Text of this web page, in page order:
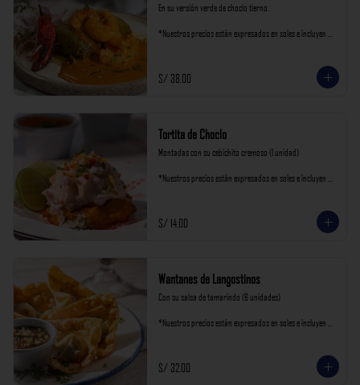
En su versión verde de choclo tierno.
*Nuestros precios están expresados en soles e incluyen
S/ 38.00
Tortita de Choclo
Montadas con su cebichito cremoso (1 unidad)
*Nuestros precios están expresados en soles e incluyen
S/ 14.00
Wantanes de Langostinos
Con su salsa de tamarindo (6 unidades)
*Nuestros precios están expresados en soles e incluyen
S/ 32.00